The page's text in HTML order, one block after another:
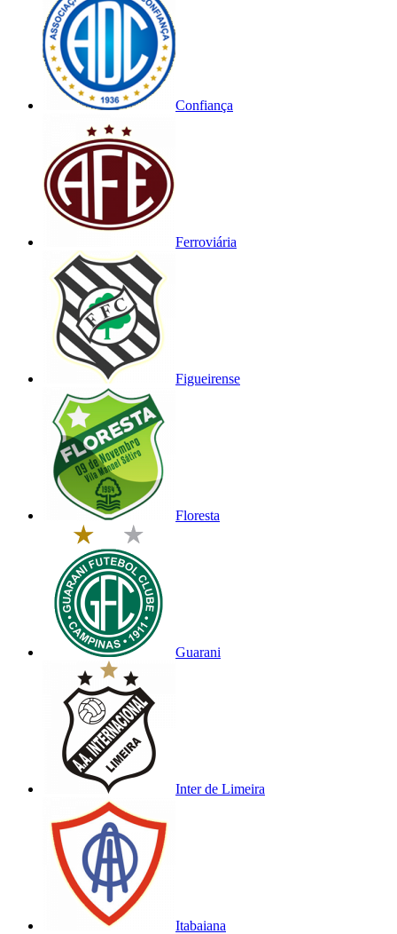
Confiança
Ferroviária
Figueirense
Floresta
Guarani
Inter de Limeira
Itabaiana